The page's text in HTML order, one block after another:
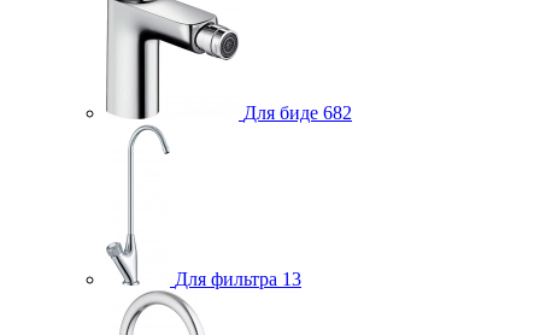
Для биде 682
Для фильтра 13